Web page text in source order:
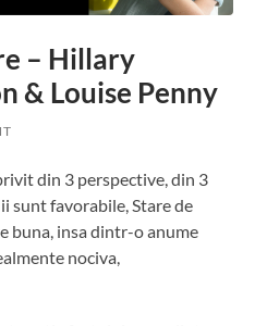
– Hillary
& Louise Penny
din 3 perspective, din 3
sunt favorabile, Stare de
buna, insa dintr-o anume
nociva,